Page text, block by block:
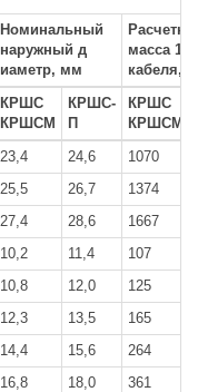
Номинальный
наружный д
иаметр, мм
масса 1
кабеля,
КРШС
КРШСМ
КРШС-
П
КРШС
КРШСМ
23,4 24,6 1070
25,5 26,7 1374
27,4 28,6 1667
10,2 11,4 107
10,8 12,0 125
12,3 13,5 165
14,4 15,6 264
16,8 18,0 361